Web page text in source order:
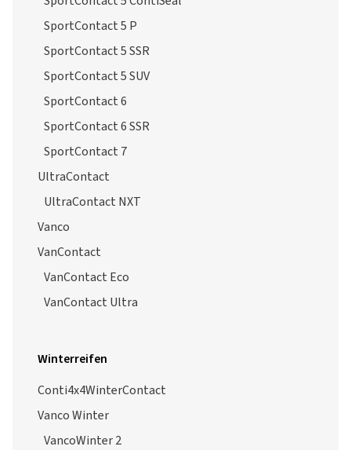
SportContact 5 P
SportContact 5 SSR
SportContact 5 SUV
SportContact 6
SportContact 6 SSR
SportContact 7
UltraContact
UltraContact NXT
Vanco
VanContact
VanContact Eco
VanContact Ultra
Winterreifen
Conti4x4WinterContact
Vanco Winter
VancoWinter 2